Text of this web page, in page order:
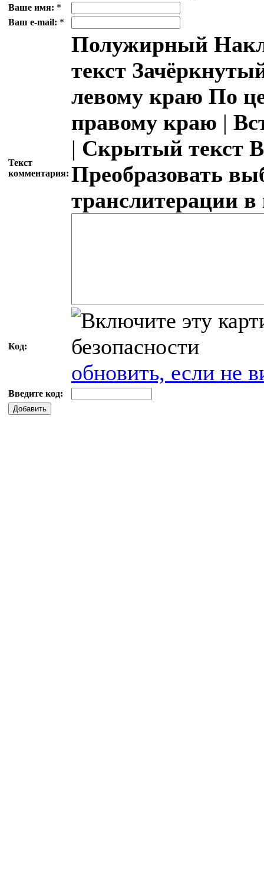
Ваше имя: *
Ваш e-mail: *
Текст
комментария:
Полужирный
текст
левому краю По
правому краю |
| Скрытый текст
Преобразовать
транслитерации
Код:
обновить, если не
Введите код:
Добавить